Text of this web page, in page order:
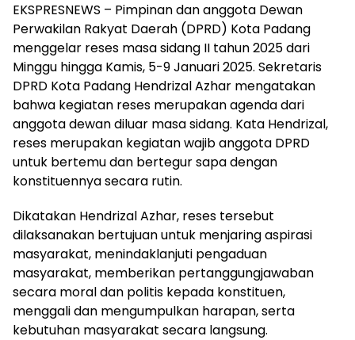
EKSPRESNEWS – Pimpinan dan anggota Dewan
Perwakilan Rakyat Daerah (DPRD) Kota Padang
menggelar reses masa sidang II tahun 2025 dari
Minggu hingga Kamis, 5-9 Januari 2025. Sekretaris
DPRD Kota Padang Hendrizal Azhar mengatakan
bahwa kegiatan reses merupakan agenda dari
anggota dewan diluar masa sidang. Kata Hendrizal,
reses merupakan kegiatan wajib anggota DPRD
untuk bertemu dan bertegur sapa dengan
konstituennya secara rutin.
Dikatakan Hendrizal Azhar, reses tersebut
dilaksanakan bertujuan untuk menjaring aspirasi
masyarakat, menindaklanjuti pengaduan
masyarakat, memberikan pertanggungjawaban
secara moral dan politis kepada konstituen,
menggali dan mengumpulkan harapan, serta
kebutuhan masyarakat secara langsung.